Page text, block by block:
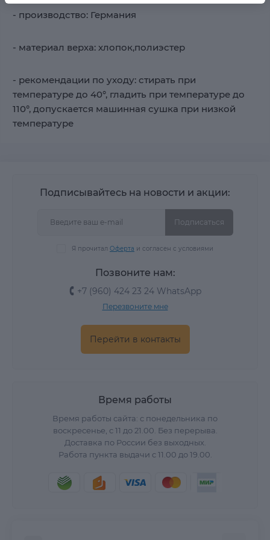
- производство: Германия
- материал верха: хлопок,полиэстер
- рекомендации по уходу: стирать при
температуре до 40°, гладить при температуре до
110°, допускается машинная сушка при низкой
температуре
Подписывайтесь на новости и акции:
Подписаться
Я прочитал Оферта и согласен с условиями
Позвоните нам:
+7 (960) 424 23 24 WhatsApp
Перезвоните мне
Перейти в контакты
Время работы
Время работы сайта: с понедельника по
воскресенье, с 11 до 21.00. Без перерыва.
Доставка по России без выходных.
Работа пункта выдачи с 11.00 до 19.00.